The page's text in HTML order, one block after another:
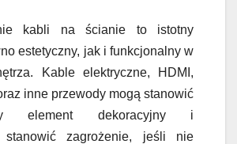
kabli na ścianie to istotny
estetyczny, jak i funkcjonalny w
Kable elektryczne, HDMI,
inne przewody mogą stanowić
element dekoracyjny i
stanowić zagrożenie, jeśli nie